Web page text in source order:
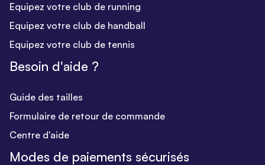
Equipez votre club de running
Equipez votre club de handball
Equipez votre club de tennis
Besoin d'aide ?
Guide des tailles
Formulaire de retour de commande
Centre d'aide
Modes de paiements sécurisés